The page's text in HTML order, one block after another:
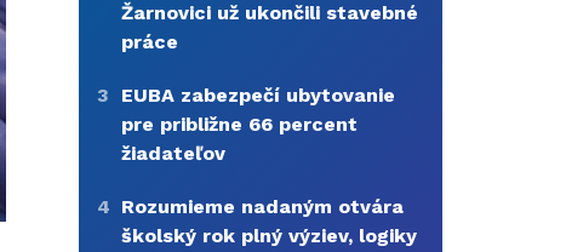
Žarnovici už ukončili stavebné
práce
3
EUBA zabezpečí ubytovanie
pre približne 66 percent
žiadateľov
4 Rozumieme nadaným otvára
školský rok plný výziev, logiky